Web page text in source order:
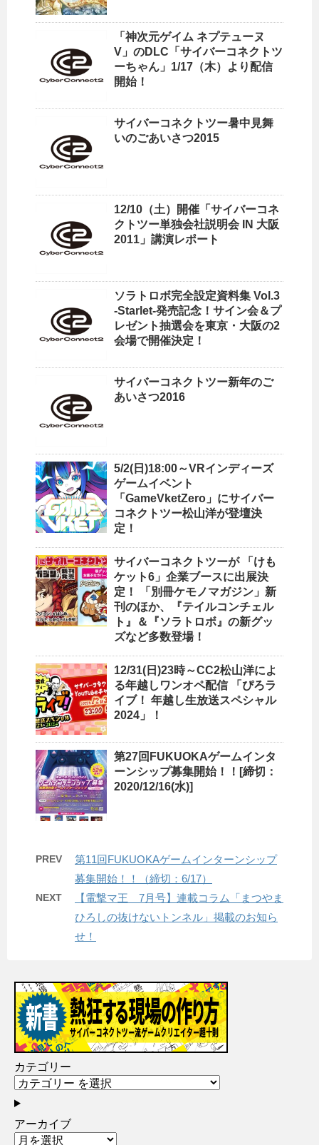
「神次元ゲイム ネプテューヌ
V」のDLC「サイバーコネクトツ
ーちゃん」1/17（木）より配信
開始！
サイバーコネクトツー暑中見舞
いのごあいさつ2015
12/10（土）開催「サイバーコネ
クトツー単独会社説明会 IN 大阪
2011」講演レポート
ソラトロボ完全設定資料集 Vol.3
-Starlet-発売記念！サイン会＆プ
レゼント抽選会を東京・大阪の2
会場で開催決定！
サイバーコネクトツー新年のご
あいさつ2016
5/2(日)18:00～VRインディーズ
ゲームイベント
「GameVketZero」にサイバー
コネクトツー松山洋が登壇決
定！
サイバーコネクトツーが 「けも
ケット6」企業ブースに出展決
定！ 「別冊ケモノマガジン」新
刊のほか、『テイルコンチェル
ト』＆『ソラトロボ』の新グッ
ズなど多数登場！
12/31(日)23時～CC2松山洋によ
る年越しワンオペ配信 「ぴろラ
イブ！ 年越し生放送スペシャル
2024」！
第27回FUKUOKAゲームインタ
ーンシップ募集開始！！[締切：
2020/12/16(水)]
PREV
第11回FUKUOKAゲームインターンシップ
募集開始！！（締切：6/17）
NEXT
【電撃マ王 7月号】連載コラム「まつやま
ひろしの抜けないトンネル」掲載のお知ら
せ！
カテゴリー
アーカイブ